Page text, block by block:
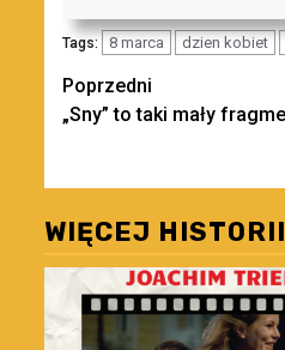
Tags: 8 marca dzien kobiet
Zobacz
wpisy
Poprzedni
„Sny” to taki mały
WIĘCEJ HISTORII